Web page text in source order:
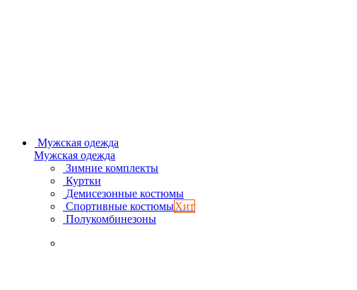
Мужская одежда
Мужская одежда
Зимние комплекты
Куртки
Демисезонные костюмы
Спортивные костюмыХит
Полукомбинезоны